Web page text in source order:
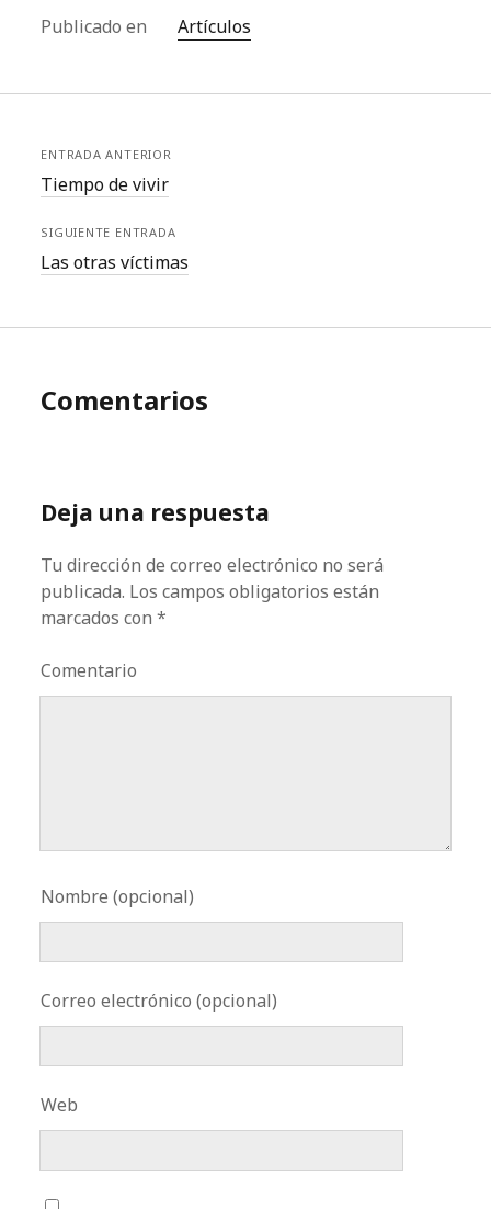
Publicado en Artículos
ENTRADA ANTERIOR
Tiempo de vivir
SIGUIENTE ENTRADA
Las otras víctimas
Comentarios
Deja una respuesta
Tu dirección de correo electrónico no será
publicada. Los campos obligatorios están
marcados con*
Comentario
Nombre (opcional)
Correo electrónico (opcional)
Web